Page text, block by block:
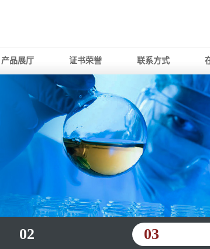
产品展厅 证书荣誉 联系方式
02 03